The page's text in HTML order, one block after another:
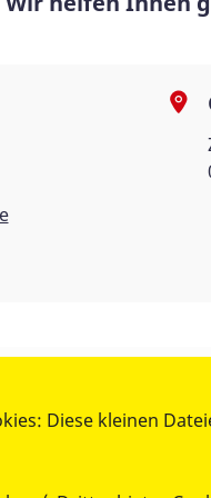
- UNSERE ANGEBOTE -
Diese kleinen